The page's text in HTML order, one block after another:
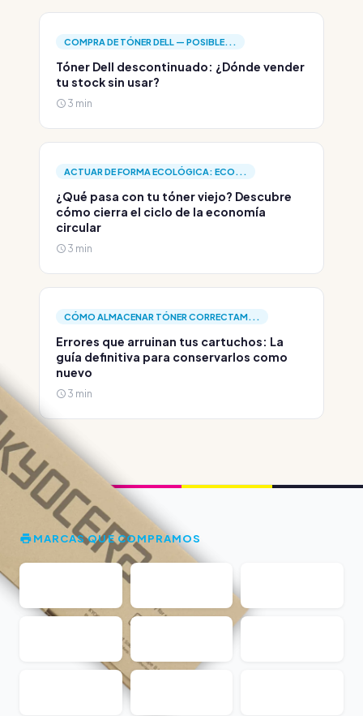
COMPRA DE TÓNER DELL — POSIBLE...
Tóner Dell descontinuado: ¿Dónde vender
tu stock sin usar?
3 min
ACTUAR DE FORMA ECOLÓGICA: ECO...
¿Qué pasa con tu tóner viejo? Descubre
cómo cierra el ciclo de la economía
circular
3 min
CÓMO ALMACENAR TÓNER CORRECTAM...
Errores que arruinan tus cartuchos: La
guía definitiva para conservarlos como
nuevo
3 min
MARCAS QUE COMPRAMOS